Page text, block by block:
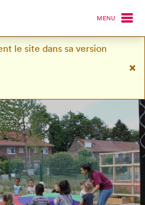
MENU
le site dans sa version